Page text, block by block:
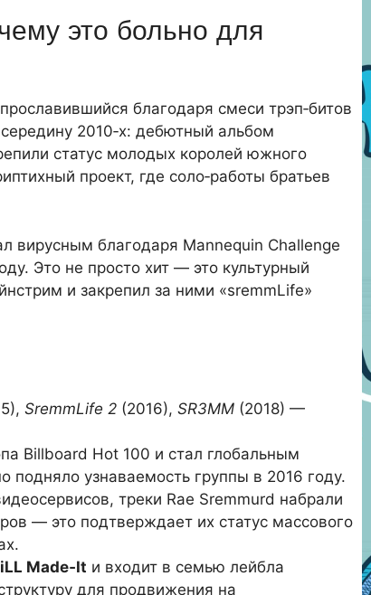
это больно для
благодаря смеси трэп‑битов
2010‑х: дебютный альбом
статус молодых королей южного
проект, где соло‑работы братьев
вирусным благодаря Mannequin Challenge
Это не просто хит — это культурный
и закрепил за ними «sremmLife»
SremmLife 2 (2016), SR3MM (2018) —
Billboard Hot 100 и стал глобальным
подняло узнаваемость группы в 2016 году.
треки Rae Sremmurd набрали
— это подтверждает их статус массового
Made‑It и входит в семью лейбла
для продвижения на